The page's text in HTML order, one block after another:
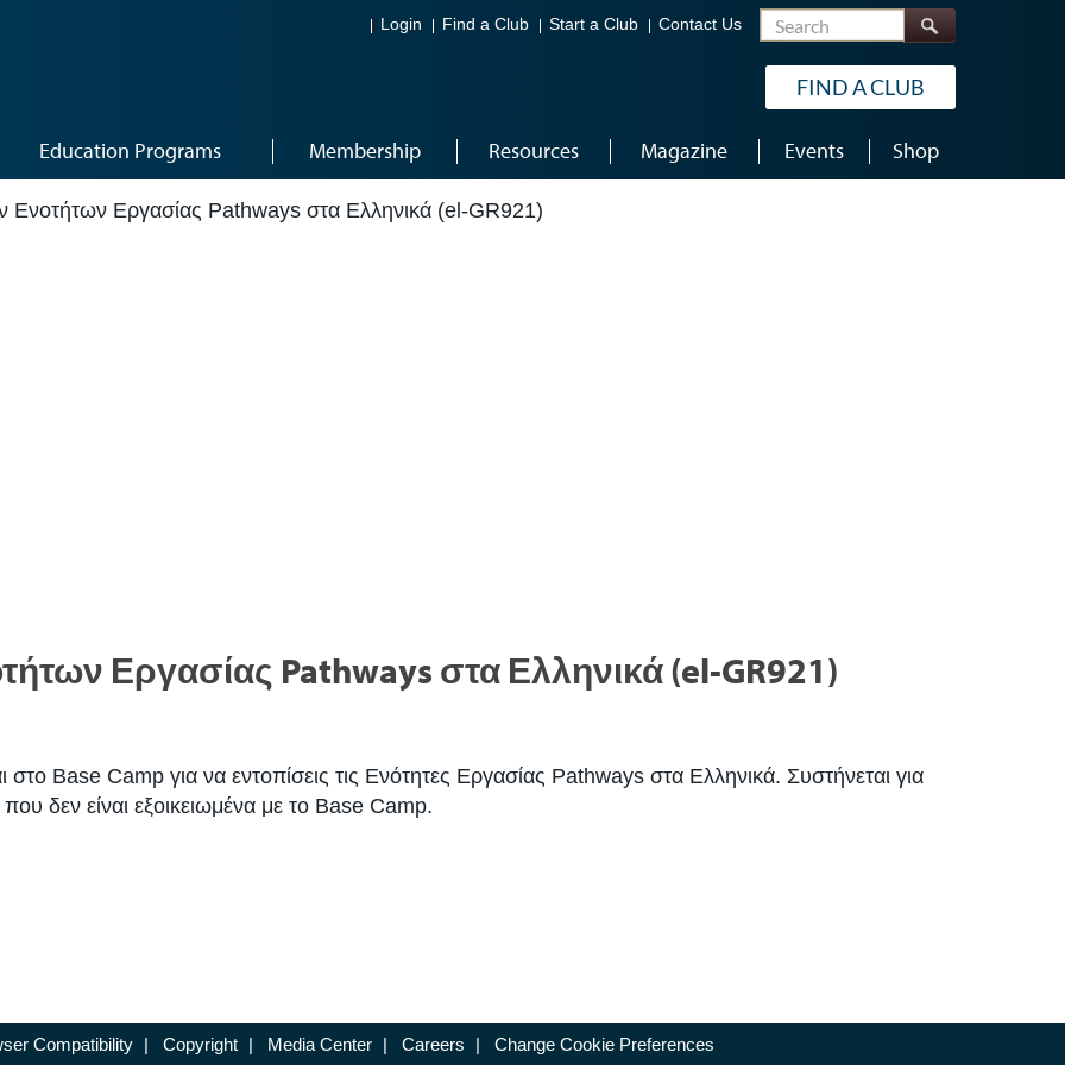
Login Find a Club Start a Club Contact Us Search
FIND A CLUB
Education Programs Membership Resources Magazine Events Shop
Εργασίας Pathways στα Ελληνικά (el-GR921)
Εργασίας Pathways στα Ελληνικά (el-GR921)
Base Camp για να εντοπίσεις τις Ενότητες Εργασίας Pathways στα Ελληνικά. Συστήνεται για
δεν είναι εξοικειωμένα με το Base Camp.
Compatibility | Copyright | Media Center | Careers | Change Cookie Preferences